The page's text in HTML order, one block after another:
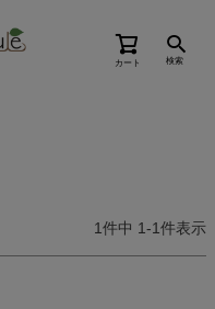
カート 検索
1件中 1-1件表示